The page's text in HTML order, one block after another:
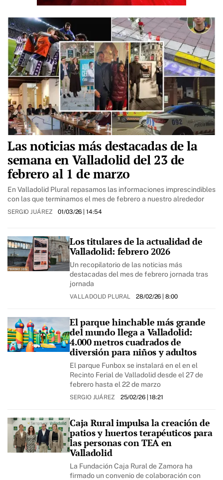
Las noticias más destacadas de la
semana en Valladolid del 23 de
febrero al 1 de marzo
En Valladolid Plural repasamos las informaciones imprescindibles
con las que terminamos el mes de febrero a nuestro alrededor
SERGIO JUÁREZ 01/03/26 | 14:54
Los titulares de la actualidad de
Valladolid: febrero 2026
Un recopilatorio de las noticias más
destacadas del mes de febrero jornada tras
jornada
VALLADOLID PLURAL 28/02/26 | 8:00
El parque hinchable más grande
del mundo llega a Valladolid:
4.000 metros cuadrados de
diversión para niños y adultos
El parque Funbox se instalará en el en el
Recinto Ferial de Valladolid desde el 27 de
febrero hasta el 22 de marzo
SERGIO JUÁREZ 25/02/26| 18:21
Caja Rural impulsa la creación de
patios y huertos terapéuticos para
las personas con TEA en
Valladolid
La Fundación Caja Rural de Zamora ha
firmado un convenio de colaboración con